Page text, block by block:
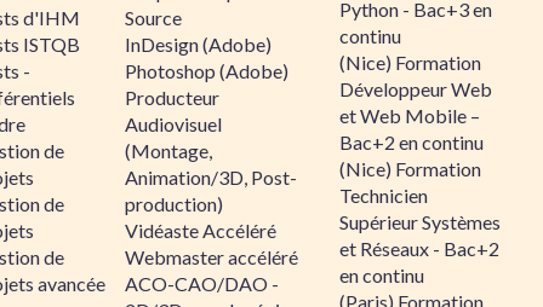
d'IHM
ISTQB
-
de
de
de
avancée
Source
InDesign (Adobe)
Photoshop (Adobe)
Producteur
Audiovisuel
(Montage,
Animation/3D, Post-
production)
Vidéaste Accéléré
Webmaster accéléré
ACO-CAO/DAO -
Python - Bac+3 en
continu
(Nice) Formation
Développeur Web
et Web Mobile –
Bac+2 en continu
(Nice) Formation
Technicien
Supérieur Systèmes
et Réseaux - Bac+2
en continu
(Paris) Formation